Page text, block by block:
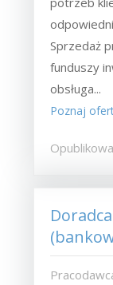
Sprzedaż
funduszy
obsługa...
Poznaj